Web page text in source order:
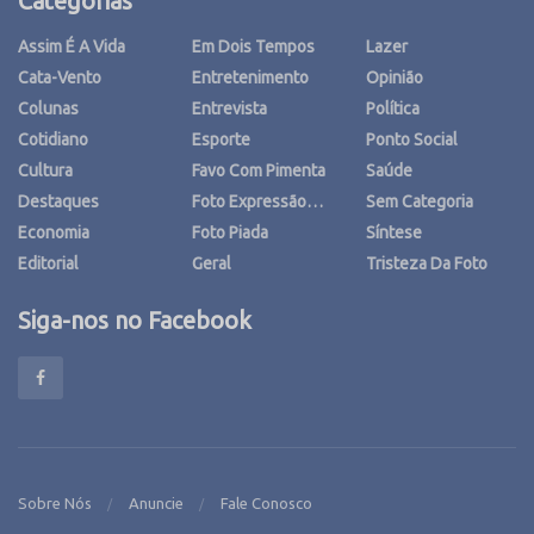
Assim É A Vida
Cata-Vento
Colunas
Cotidiano
Cultura
Destaques
Economia
Editorial
Em Dois Tempos
Entretenimento
Entrevista
Esporte
Favo Com Pimenta
Foto Expressão…
Foto Piada
Geral
Lazer
Opinião
Política
Ponto Social
Saúde
Sem Categoria
Síntese
Tristeza Da Foto
Siga-nos no Facebook
Sobre Nós Anuncie Fale Conosco